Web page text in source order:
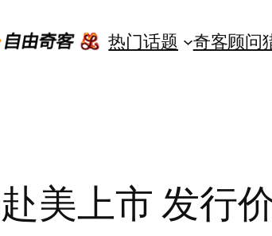
热门话题 奇客顾问
美上市 发行